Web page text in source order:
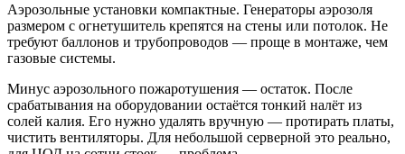
Аэрозольные установки компактные. Генераторы аэрозоля
размером с огнетушитель крепятся на стены или потолок. Не
требуют баллонов и трубопроводов — проще в монтаже, чем
газовые системы.
Минус аэрозольного пожаротушения — остаток. После
срабатывания на оборудовании остаётся тонкий налёт из
солей калия. Его нужно удалять вручную — протирать платы,
чистить вентиляторы. Для небольшой серверной это реально,